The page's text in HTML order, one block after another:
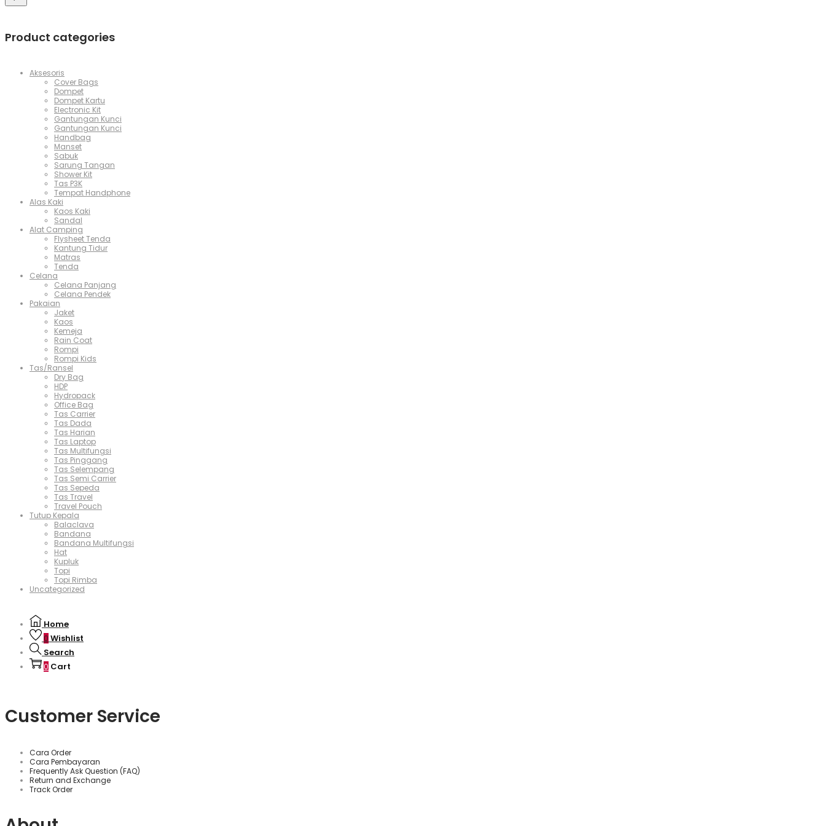
Product categories
Aksesoris
Cover Bags
Dompet
Dompet Kartu
Electronic Kit
Gantungan Kunci
Gantungan Kunci
Handbag
Manset
Sabuk
Sarung Tangan
Shower Kit
Tas P3K
Tempat Handphone
Alas Kaki
Kaos Kaki
Sandal
Alat Camping
Flysheet Tenda
Kantung Tidur
Matras
Tenda
Celana
Celana Panjang
Celana Pendek
Pakaian
Jaket
Kaos
Kemeja
Rain Coat
Rompi
Rompi Kids
Tas/Ransel
Dry Bag
HDP
Hydropack
Office Bag
Tas Carrier
Tas Dada
Tas Harian
Tas Laptop
Tas Multifungsi
Tas Pinggang
Tas Selempang
Tas Semi Carrier
Tas Sepeda
Tas Travel
Travel Pouch
Tutup Kepala
Balaclava
Bandana
Bandana Multifungsi
Hat
Kupluk
Topi
Topi Rimba
Uncategorized
Home
0 Wishlist
Search
0 Cart
Customer Service
Cara Order
Cara Pembayaran
Frequently Ask Question (FAQ)
Return and Exchange
Track Order